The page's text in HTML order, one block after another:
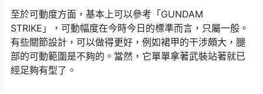
至於可動度方面，基本上可以參考「GUNDAM
STRIKE」，可動幅度在今時今日的標準而言，只屬一般。
有些關節設計，可以做得更好，例如裙甲的干涉頗大，腿
部的可動範圍是不夠的。當然，它單單拿著武裝站著就已
經足夠有型了。